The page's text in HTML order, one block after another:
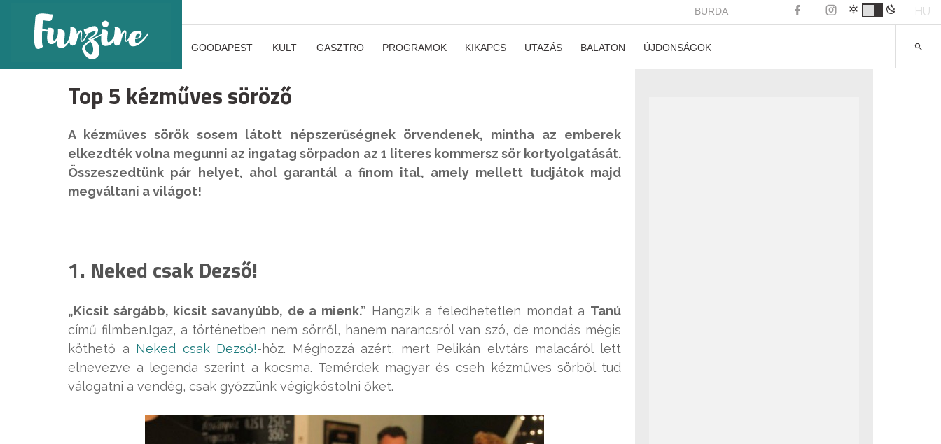
BURDA HU
GOODAPEST KULT GASZTRO PROGRAMOK KIKAPCS UTAZÁS BALATON ÚJDONSÁGOK
Top 5 kézműves söröző
A kézműves sörök sosem látott népszerűségnek örvendenek, mintha az emberek
elkezdték volna megunni az ingatag sörpadon az 1 literes kommersz sör kortyolgatását.
Összeszedtünk pár helyet, ahol garantál a finom ital, amely mellett tudjátok majd
megváltani a világot!
1. Neked csak Dezső!
„Kicsit sárgább, kicsit savanyúbb, de a mienk.” Hangzik a feledhetetlen mondat a Tanú
című filmben.Igaz, a történetben nem sörről, hanem narancsról van szó, de mondás mégis
köthető a Neked csak Dezső!-höz. Méghozzá azért, mert Pelikán elvtárs malacáról lett
elnevezve a legenda szerint a kocsma. Temérdek magyar és cseh kézműves sörből tud
válogatni a vendég, csak győzzünk végigkóstolni őket.